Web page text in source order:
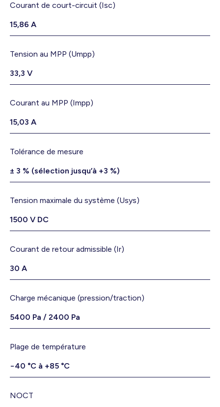
Courant de court-circuit (Isc)
15,86 A
Tension au MPP (Umpp)
33,3 V
Courant au MPP (Impp)
15,03 A
Tolérance de mesure
± 3 % (sélection jusqu’à +3 %)
Tension maximale du système (Usys)
1500 V DC
Courant de retour admissible (Ir)
30 A
Charge mécanique (pression/traction)
5400 Pa / 2400 Pa
Plage de température
−40 °C à +85 °C
NOCT